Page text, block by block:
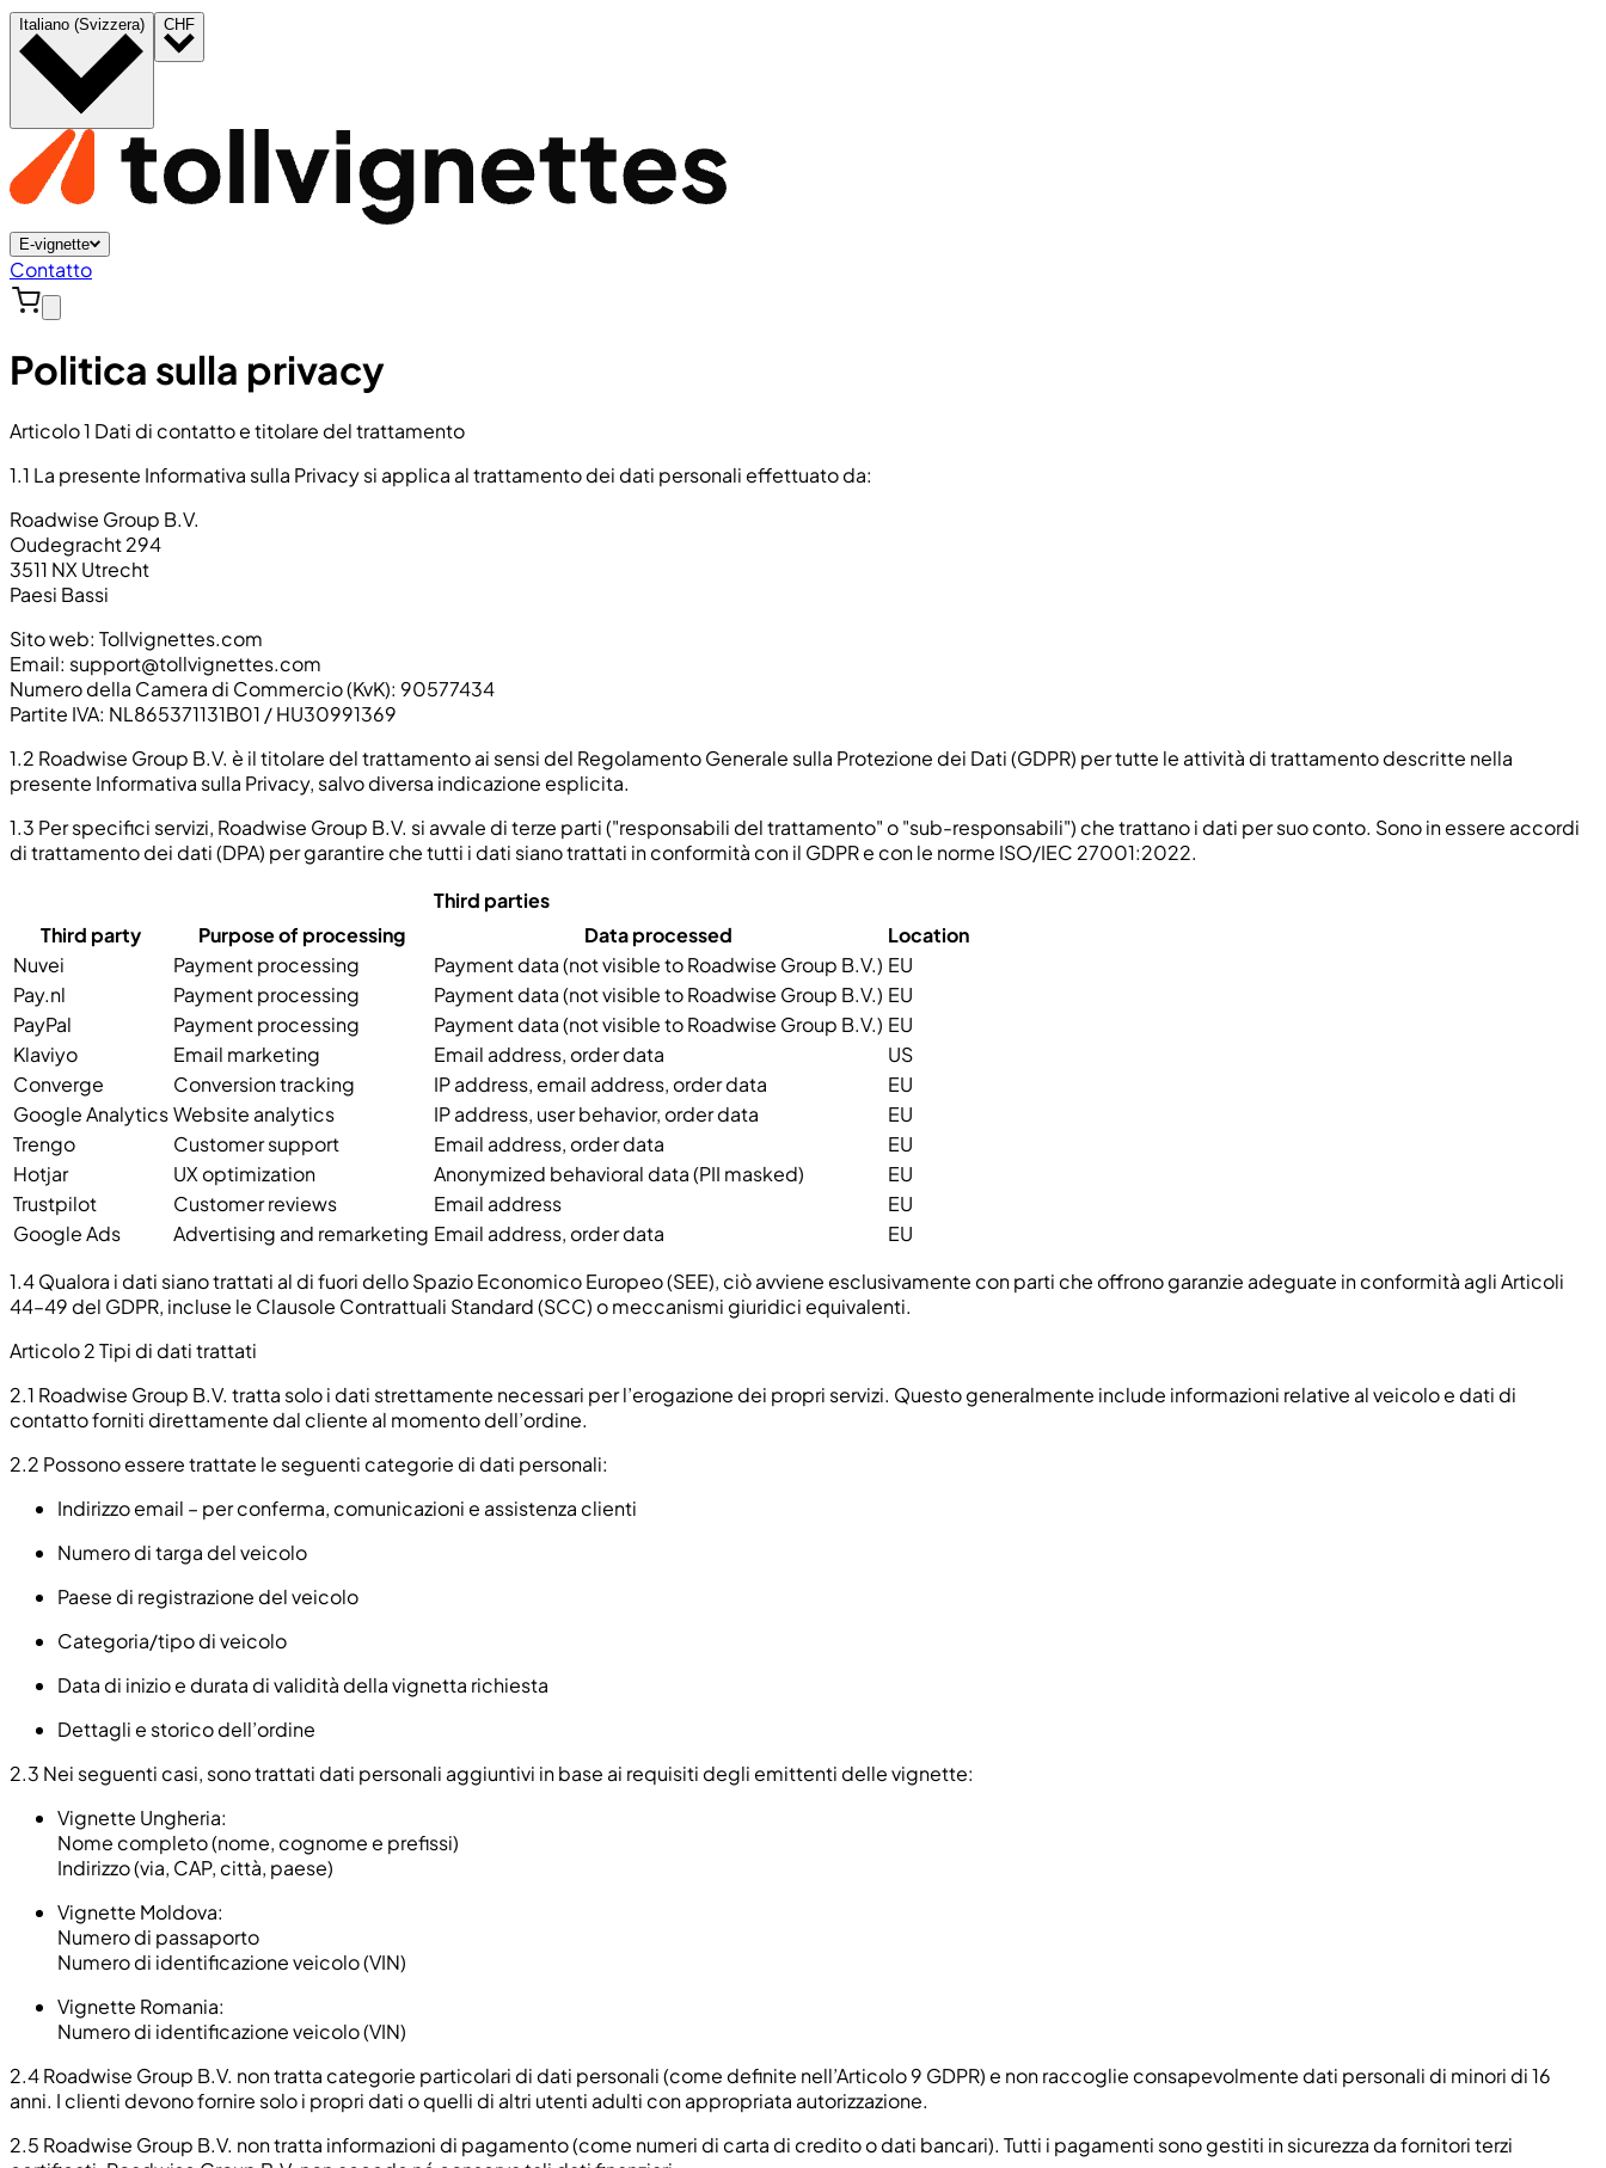
Italiano (Svizzera) CHF
E-vignette
Contatto
Politica sulla privacy
Articolo 1 Dati di contatto e titolare del trattamento
1.1 La presente Informativa sulla Privacy si applica al trattamento dei dati personali effettuato da:
Roadwise Group B.V.
Oudegracht 294
3511 NX Utrecht
Paesi Bassi
Sito web: Tollvignettes.com
Email: support@tollvignettes.com
Numero della Camera di Commercio (KvK): 90577434
Partite IVA: NL865371131B01 / HU30991369
1.2 Roadwise Group B.V. è il titolare del trattamento ai sensi del Regolamento Generale sulla Protezione dei Dati (GDPR) per tutte le attività di trattamento descritte nella
presente Informativa sulla Privacy, salvo diversa indicazione esplicita.
1.3 Per specifici servizi, Roadwise Group B.V. si avvale di terze parti ("responsabili del trattamento" o "sub-responsabili") che trattano i dati per suo conto. Sono in essere accordi
di trattamento dei dati (DPA) per garantire che tutti i dati siano trattati in conformità con il GDPR e con le norme ISO/IEC 27001:2022.
Third parties
Third party
Purpose of processing Data processed
Location
Nuvei
Payment processing Payment data (not visible to Roadwise Group B.V.) EU
Pay.nl
Payment processing Payment data (not visible to Roadwise Group B.V.) EU
PayPal
Payment processing Payment data (not visible to Roadwise Group B.V.) EU
Klaviyo
Email marketing Email address, order data
US
Converge
Conversion tracking IP address, email address, order data
EU
Google AnalyticsWebsite analytics IP address, user behavior, order data
EU
Trengo
Customer support Email address, order data
EU
Hotjar
UX optimization Anonymized behavioral data (PII masked)
EU
Trustpilot
Customer reviews Email address
EU
Google Ads
Advertising and remarketing Email address, order data
EU
1.4 Qualora i dati siano trattati al di fuori dello Spazio Economico Europeo (SEE), ciò avviene esclusivamente con parti che offrono garanzie adeguate in conformità agli Articoli
44–49 del GDPR, incluse le Clausole Contrattuali Standard (SCC) o meccanismi giuridici equivalenti.
Articolo 2 Tipi di dati trattati
2.1 Roadwise Group B.V. tratta solo i dati strettamente necessari per l’erogazione dei propri servizi. Questo generalmente include informazioni relative al veicolo e dati di
contatto forniti direttamente dal cliente al momento dell’ordine.
2.2 Possono essere trattate le seguenti categorie di dati personali:
Indirizzo email – per conferma, comunicazioni e assistenza clienti
Numero di targa del veicolo
Paese di registrazione del veicolo
Categoria/tipo di veicolo
Data di inizio e durata di validità della vignetta richiesta
Dettagli e storico dell’ordine
2.3 Nei seguenti casi, sono trattati dati personali aggiuntivi in base ai requisiti degli emittenti delle vignette:
Vignette Ungheria:
Nome completo (nome, cognome e prefissi)
Indirizzo (via, CAP, città, paese)
Vignette Moldova:
Numero di passaporto
Numero di identificazione veicolo (VIN)
Vignette Romania:
Numero di identificazione veicolo (VIN)
2.4Roadwise Group B.V. non tratta categorie particolari di dati personali (come definite nell’Articolo 9 GDPR) e non raccoglie consapevolmente dati personali di minori di 16
anni. I clienti devono fornire solo i propri dati o quelli di altri utenti adulti con appropriata autorizzazione.
2.5 Roadwise Group B.V. non tratta informazioni di pagamento (come numeri di carta di credito o dati bancari). Tutti i pagamenti sono gestiti in sicurezza da fornitori terzi